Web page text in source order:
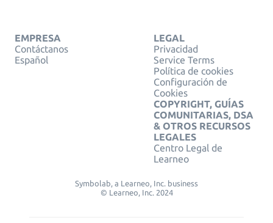
EMPRESA
Contáctanos
Español
LEGAL
Privacidad
Service Terms
Política de cookies
Configuración de
Cookies
COPYRIGHT, GUÍAS
COMUNITARIAS, DSA
& OTROS RECURSOS
LEGALES
Centro Legal de
Learneo
Symbolab, a Learneo, Inc. business
© Learneo, Inc. 2024